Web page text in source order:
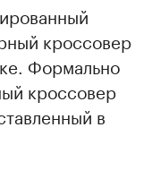
кроссовер
Формально
кроссовер
в